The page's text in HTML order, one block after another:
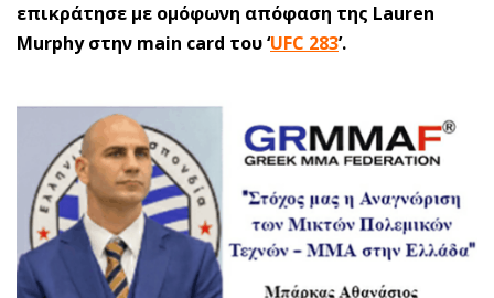
επικράτησε με ομόφωνη απόφαση της Lauren
Murphy στην main card του ‘UFC 283’.